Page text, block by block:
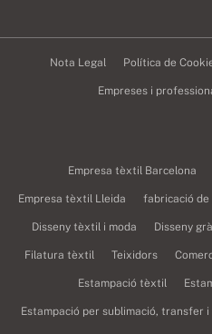
Nota Legal Política de
Empreses i
Empresa tèxtil Barcelona
Empresa tèxtil Lleida fabricació
Disseny tèxtil i moda Disseny
Filatura tèxtil Teixidors
Estampació tèxtil
Estampació per sublimació, transfer i